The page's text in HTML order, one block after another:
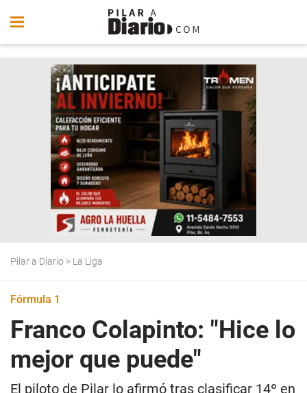
Pilar a Diario > La Liga
Fórmula 1
Franco Colapinto: "Hice lo
mejor que puede"
El piloto de Pilar lo afirmó tras clasificar 14º en